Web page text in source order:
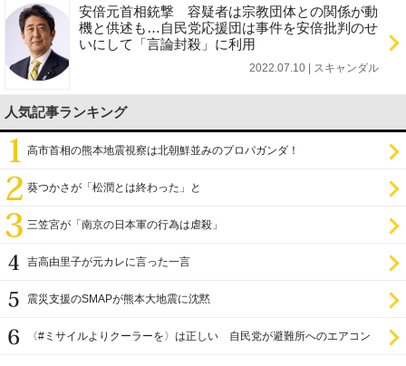
安倍元首相銃撃 容疑者は宗教団体との関係が動
機と供述も…自民党応援団は事件を安倍批判のせ
いにして「言論封殺」に利用
2022.07.10 | スキャンダル
人気記事ランキング
高市首相の熊本地震視察は北朝鮮並みのプロパガンダ！
葵つかさが「松潤とは終わった」と
三笠宮が「南京の日本軍の行為は虐殺」
吉高由里子が元カレに言った一言
震災支援のSMAPが熊本大地震に沈黙
〈#ミサイルよりクーラーを〉は正しい 自民党が避難所へのエアコン